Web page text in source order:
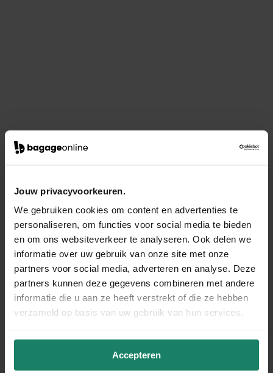
Jouw privacyvoorkeuren.
We gebruiken cookies om content en advertenties te
personaliseren, om functies voor social media te bieden
en om ons websiteverkeer te analyseren. Ook delen we
informatie over uw gebruik van onze site met onze
partners voor social media, adverteren en analyse. Deze
partners kunnen deze gegevens combineren met andere
informatie die u aan ze heeft verstrekt of die ze hebben
verzameld op basis van uw gebruik van hun services.
Accepteren